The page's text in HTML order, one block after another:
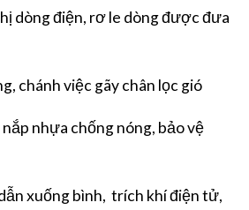
dòng điện, rơ le dòng được đưa
chánh việc gãy chân lọc gió
nhựa chống nóng, bảo vệ
xuống bình, trích khí điện tử,